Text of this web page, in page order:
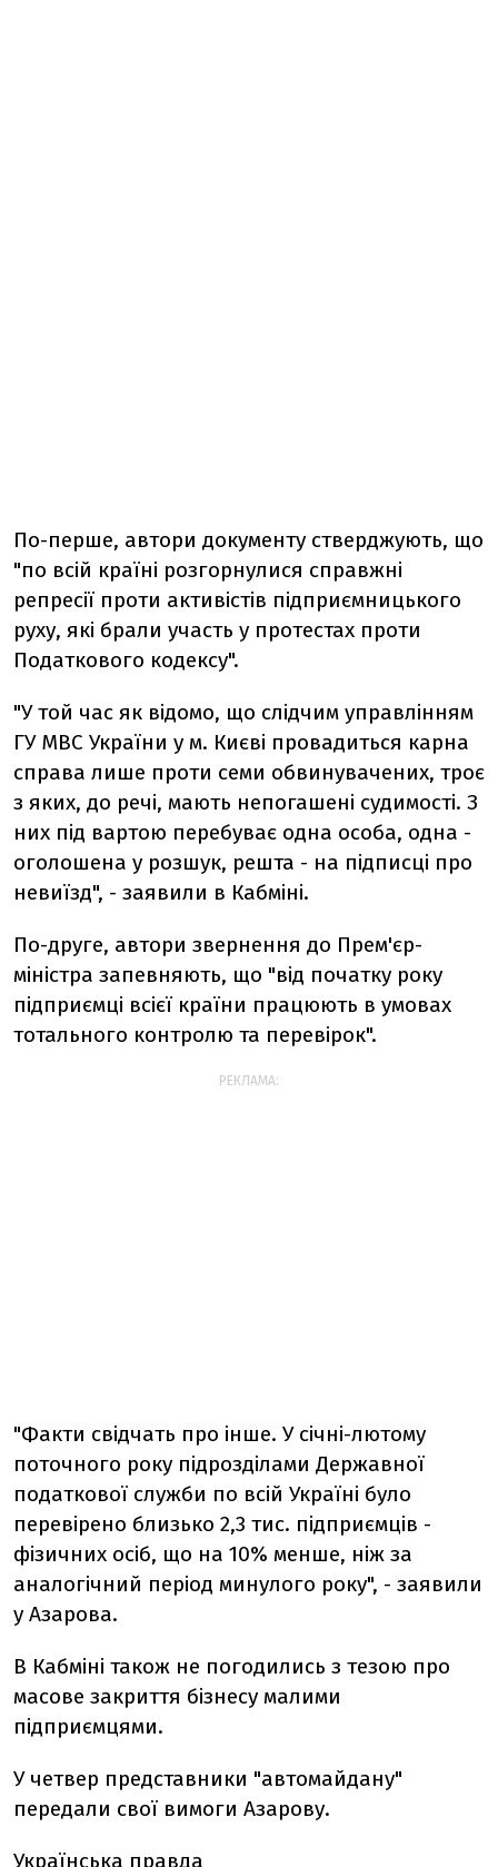
По-перше, автори документу стверджують, що
"по всій країні розгорнулися справжні
репресії проти активістів підприємницького
руху, які брали участь у протестах проти
Податкового кодексу".
"У той час як відомо, що слідчим управлінням
ГУ МВС України у м. Києві провадиться карна
справа лише проти семи обвинувачених, троє
з яких, до речі, мають непогашені судимості. З
них під вартою перебуває одна особа, одна -
оголошена у розшук, решта - на підписці про
невиїзд", - заявили в Кабміні.
По-друге, автори звернення до Прем'єр-
міністра запевняють, що "від початку року
підприємці всієї країни працюють в умовах
тотального контролю та перевірок".
РЕКЛАМА:
"Факти свідчать про інше. У січні-лютому
поточного року підрозділами Державної
податкової служби по всій Україні було
перевірено близько 2,3 тис. підприємців -
фізичних осіб, що на 10% менше, ніж за
аналогічний період минулого року", - заявили
у Азарова.
В Кабміні також не погодились з тезою про
масове закриття бізнесу малими
підприємцями.
У четвер представники "автомайдану"
передали свої вимоги Азарову.
Українська правда